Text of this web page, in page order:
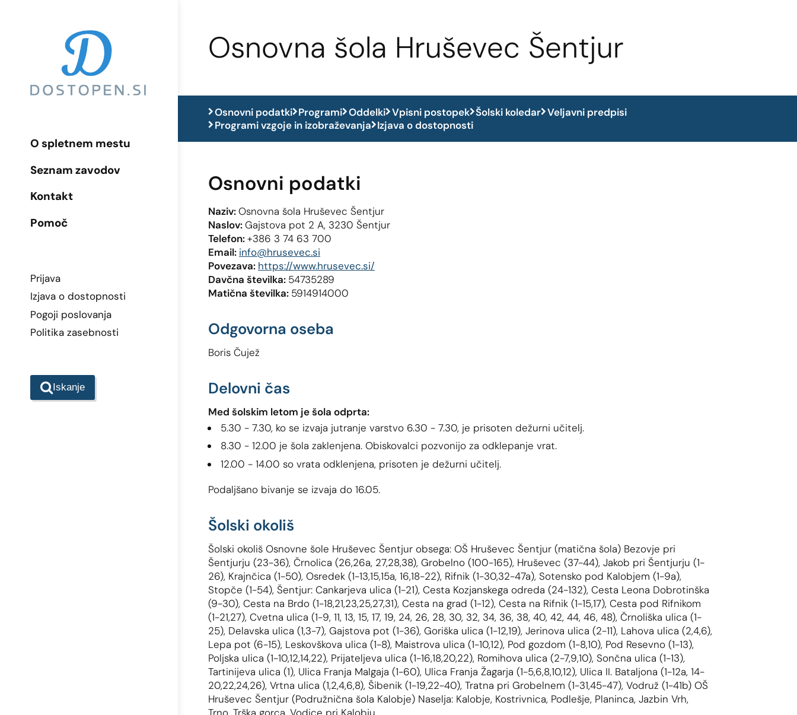
O spletnem mestu
Seznam zavodov
Kontakt
Pomoč
Prijava
Izjava o dostopnosti
Pogoji poslovanja
Politika zasebnosti
Iskanje
Osnovna šola Hruševec Šentjur
Osnovni podatki Programi Oddelki Vpisni postopek Šolski koledar Veljavni predpisi
Programi vzgoje in izobraževanja Izjava o dostopnosti
Osnovni podatki
Naziv:Osnovna šola Hruševec Šentjur
Naslov:Gajstova pot 2 A, 3230 Šentjur
Telefon:+386 3 74 63 700
Email: info@hrusevec.si
Povezava: https://www.hrusevec.si/
Davčna številka: 54735289
Matična številka: 5914914000
Odgovorna oseba
Boris Čujež
Delovni čas
Med šolskim letom je šola odprta:
5.30 - 7.30, ko se izvaja jutranje varstvo 6.30 - 7.30, je prisoten dežurni učitelj.
8.30 - 12.00 je šola zaklenjena. Obiskovalci pozvonijo za odklepanje vrat.
12.00 - 14.00 so vrata odklenjena, prisoten je dežurni učitelj.
Podaljšano bivanje se izvaja do 16.05.
Šolski okoliš
Šolski okoliš Osnovne šole Hruševec Šentjur obsega: OŠ Hruševec Šentjur (matična šola) Bezovje pri
Šentjurju (23-36), Črnolica (26,26a, 27,28,38), Grobelno (100-165), Hruševec (37-44), Jakob pri Šentjurju (1-
26), Krajnčica (1-50), Osredek (1-13,15,15a, 16,18-22), Rifnik (1-30,32-47a), Sotensko pod Kalobjem (1-9a),
Stopče (1-54), Šentjur: Cankarjeva ulica (1-21), Cesta Kozjanskega odreda (24-132), Cesta Leona Dobrotinška
(9-30), Cesta na Brdo (1-18,21,23,25,27,31), Cesta na grad (1-12), Cesta na Rifnik (1-15,17), Cesta pod Rifnikom
(1-21,27), Cvetna ulica (1-9, 11, 13, 15, 17, 19, 24, 26, 28, 30, 32, 34, 36, 38, 40, 42, 44, 46, 48), Črnoliška ulica (1-
25), Delavska ulica (1,3-7), Gajstova pot (1-36), Goriška ulica (1-12,19), Jerinova ulica (2-11), Lahova ulica (2,4,6),
Lepa pot (6-15), Leskovškova ulica (1-8), Maistrova ulica (1-10,12), Pod gozdom (1-8,10), Pod Resevno (1-13),
Poljska ulica (1-10,12,14,22), Prijateljeva ulica (1-16,18,20,22), Romihova ulica (2-7,9,10), Sončna ulica (1-13),
Tartinijeva ulica (1), Ulica Franja Malgaja (1-60), Ulica Franja Žagarja (1-5,6,8,10,12), Ulica II. Bataljona (1-12a, 14-
20,22,24,26), Vrtna ulica (1,2,4,6,8), Šibenik (1-19,22-40), Tratna pri Grobelnem (1-31,45-47), Vodruž (1-41b) OŠ
Hruševec Šentjur (Podružnična šola Kalobje) Naselja: Kalobje, Kostrivnica, Podlešje, Planinca, Jazbin Vrh,